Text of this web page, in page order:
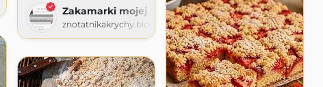
Zakamarki mojej kuchni
znotatnikakrychy.blogspot.com